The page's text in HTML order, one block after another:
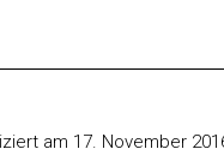
am 17. November